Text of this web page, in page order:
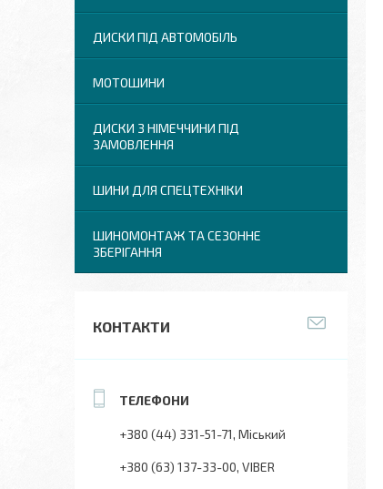
ДИСКИ ПІД АВТОМОБІЛЬ
МОТОШИНИ
ДИСКИ З НІМЕЧЧИНИ ПІД
ЗАМОВЛЕННЯ
ШИНИ ДЛЯ СПЕЦТЕХНІКИ
ШИНОМОНТАЖ ТА СЕЗОННЕ
ЗБЕРІГАННЯ
КОНТАКТИ
+380 (44) 331-51-71 Міський
+380 (63) 137-33-00 VIBER